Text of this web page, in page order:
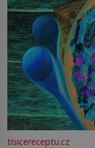
tisicereceptu.cz